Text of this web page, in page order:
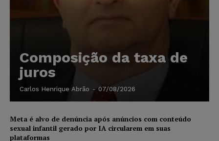
Composição da taxa de
juros
Carlos Henrique Abrão - 07/08/2026
Meta é alvo de denúncia após anúncios com conteúdo
sexual infantil gerado por IA circularem em suas
plataformas